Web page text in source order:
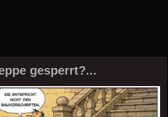
gesperrt?...